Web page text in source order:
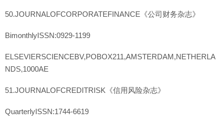
50.JOURNALOFCORPORATEFINANCE《公司财务杂志》
BimonthlyISSN:0929-1199
ELSEVIERSCIENCEBV,POBOX211,AMSTERDAM,NETHERLA
NDS,1000AE
51.JOURNALOFCREDITRISK《信用风险杂志》
QuarterlyISSN:1744-6619